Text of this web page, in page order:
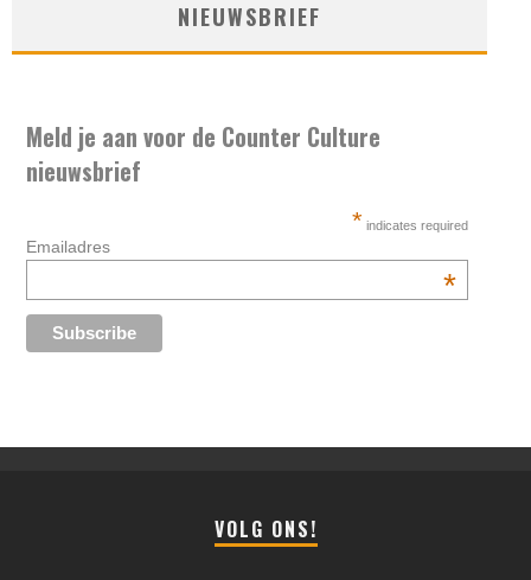
NIEUWSBRIEF
Meld je aan voor de Counter Culture
nieuwsbrief
* indicates required
Emailadres
*
VOLG ONS!